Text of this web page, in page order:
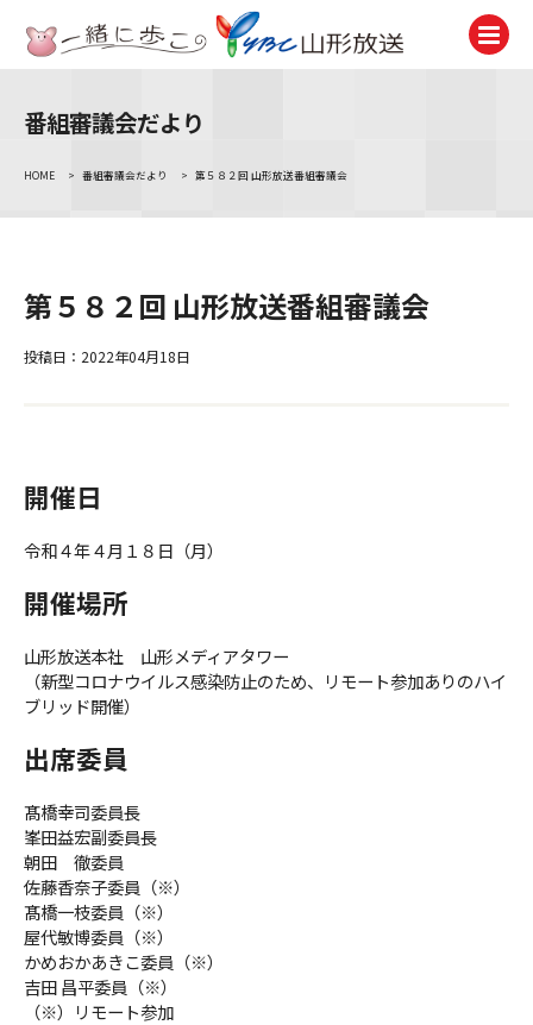
テレビ
News
アナウンサー
ＹＢＣオンデマンド
やまがた情熱市場
番組審議会だより
HOME > 番組審議会だより > 第５８２回 山形放送番組審議会
第５８２回 山形放送番組審議会
投稿日：2022年04月18日
開催日
令和４年４月１８日（月）
開催場所
山形放送本社 山形メディアタワー
（新型コロナウイルス感染防止のため、リモート参加ありのハイ
ブリッド開催）
出席委員
髙橋幸司委員長
峯田益宏副委員長
朝田 徹委員
佐藤香奈子委員（※）
髙橋一枝委員（※）
屋代敏博委員（※）
かめおかあきこ委員（※）
吉田 昌平委員（※）
（※）リモート参加